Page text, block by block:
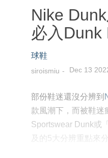
Nike
必入Dunk
球鞋
siroismiu Dec 13
部份鞋迷還沒分辨到
款風潮下，而被鞋迷
Sportswear Dunk或
及的5大分辨重點來